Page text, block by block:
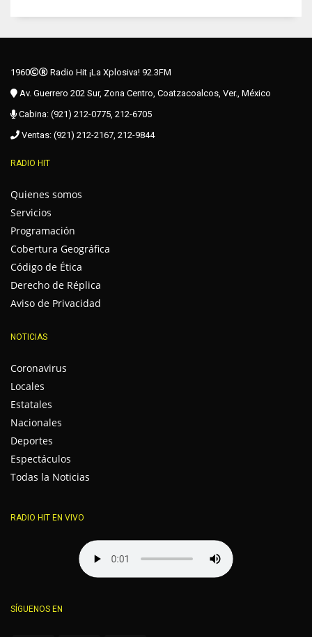
1960
Radio Hit ¡La Xplosiva! 92.3FM
Av. Guerrero 202 Sur, Zona Centro, Coatzacoalcos, Ver., México
Cabina: (921) 212-0775, 212-6705
Ventas: (921) 212-2167, 212-9844
RADIO HIT
Quienes somos
Servicios
Programación
Cobertura Geográfica
Código de Ética
Derecho de Réplica
Aviso de Privacidad
NOTICIAS
Coronavirus
Locales
Estatales
Nacionales
Deportes
Espectáculos
Todas la Noticias
RADIO HIT EN VIVO
SÍGUENOS EN